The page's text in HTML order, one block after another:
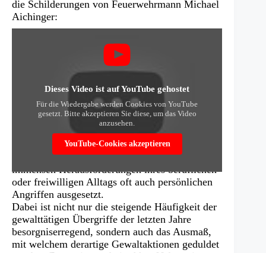
einem
Tab)
die Schilderungen von Feuerwehrmann Michael
Aichinger:
Dieses Video ist auf YouTube gehostet
Für die Wiedergabe werden Cookies von YouTube
gesetzt. Bitte akzeptieren Sie diese, um das Video
anzusehen.
YouTube-Cookies akzeptieren
Fazit: Gewalt gegen Einsatzkräfte –
Zivilgesellschaft, wo bist du?
Die Vorkommnisse der Silvesternacht 2022 auf
2023 sind nur der Gipfel des Eisbergs, wenn es
um Gewalt gegen Einsatzkräfte geht. Von einem
punktuellen Phänomen kann dabei nicht
gesprochen werden, wie die unterschiedlichen
Studien und Erfahrungsberichte zeigen. Ganz im
Gegenteil: Einsatzkräfte sehen sich neben den
immensen Herausforderungen ihres beruflichen
oder freiwilligen Alltags oft auch persönlichen
Angriffen ausgesetzt.
Dabei ist nicht nur die steigende Häufigkeit der
gewalttätigen Übergriffe der letzten Jahre
besorgniserregend, sondern auch das Ausmaß,
mit welchem derartige Gewaltaktionen geduldet